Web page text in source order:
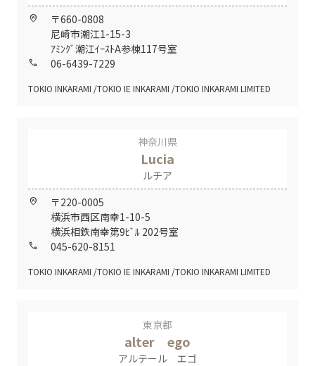
home_pin
〒660-0808
尼崎市潮江1-15-3
ｱﾐﾝｸﾞ潮江ｲｰｽﾄA参棟117号室
call 06-6439-7229
TOKIO INKARAMI TOKIO IE INKARAMI TOKIO INKARAMI LIMITED
神奈川県
Lucia
ルチア
home_pin
〒220-0005
横浜市西区南幸1-10-5
横浜相鉄南幸第9ﾋﾞﾙ 202号室
call 045-620-8151
TOKIO INKARAMI TOKIO IE INKARAMI TOKIO INKARAMI LIMITED
東京都
alter ego
アルテール エゴ